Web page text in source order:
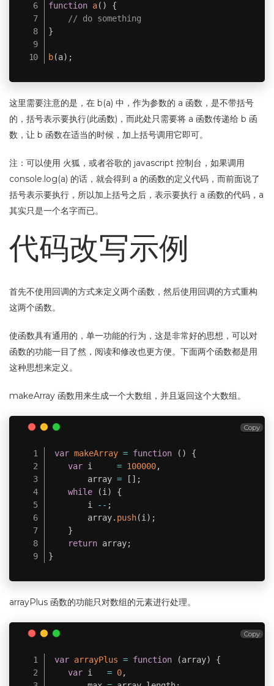
function a( )
{
// do something
}
b(a) ;
这里需要注意的是，在 b(a) 中，作为参数的 a 函数，是不带括号
的，括号表示要执行(此函数)，而此处只需要将 a 函数传递给 b 函
数，让 b 函数在适当的时候，加上括号调用它即可。
注：可以使用 火狐，或者谷歌的 javascript 控制台，如果调用
console.log(a) 的话，就会得到 a 的函数的定义代码，而前面说了
括号表示要执行，所以加上括号之后，表示要执行 a 函数的代码，a
其实只是一个名字而已。
代码改写示例
首先不使用回调的方式来定义两个函数，然后使用回调的方式重构
这两个函数。
使函数具有通用的，单一功能的行为，这是非常好的思想，可以对
函数的功能一目了然，阅读和修改也更方便。下面两个函数都是用
这种思想来定义。
makeArray 函数用来生成一个大数组，并且返回这个大数组。
var makeArray = function ( )
{
var i = 100000,
        array
= [ ] ;
while
(i )
{
        i
-- ;
        array
. push(i ) ;
}
return array;
}
Copy
arrayPlus 函数的功能只对数组的元素进行处理。
var arrayPlus = function (array)
{
var i = 0,
Copy